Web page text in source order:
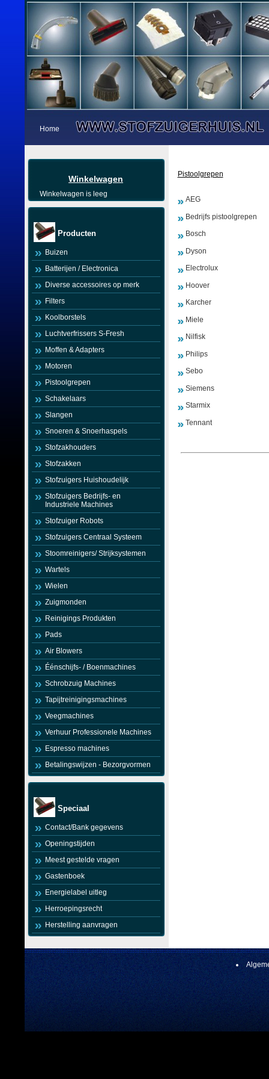
Home
Winkelwagen
Winkelwagen is leeg
Producten
Buizen
Batterijen / Electronica
Diverse accessoires op merk
Filters
Koolborstels
Luchtverfrissers S-Fresh
Moffen & Adapters
Motoren
Pistoolgrepen
Schakelaars
Slangen
Snoeren & Snoerhaspels
Stofzakhouders
Stofzakken
Stofzuigers Huishoudelijk
Stofzuigers Bedrijfs- en
Industriele Machines
Stofzuiger Robots
Stofzuigers Centraal Systeem
Stoomreinigers/ Strijksystemen
Wartels
Wielen
Zuigmonden
Reinigings Produkten
Pads
Air Blowers
Éénschijfs- / Boenmachines
Schrobzuig Machines
Tapijtreinigingsmachines
Veegmachines
Verhuur Professionele Machines
Espresso machines
Betalingswijzen - Bezorgvormen
Speciaal
Contact/Bank gegevens
Openingstijden
Meest gestelde vragen
Gastenboek
Energielabel uitleg
Herroepingsrecht
Herstelling aanvragen
Pistoolgrepen
AEG
Bedrijfs pistoolgrepen
Bosch
Dyson
Electrolux
Hoover
Karcher
Miele
Nilfisk
Philips
Sebo
Siemens
Starmix
Tennant